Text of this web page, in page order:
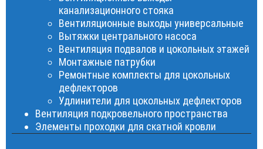
канализационного стояка
Вентиляционные выходы универсальные
Вытяжки центрального насоса
Вентиляция подвалов и цокольных этажей
Монтажные патрубки
Ремонтные комплекты для цокольных
дефлекторов
Удлинители для цокольных дефлекторов
Вентиляция подкровельного пространства
Элементы проходки для скатной кровли